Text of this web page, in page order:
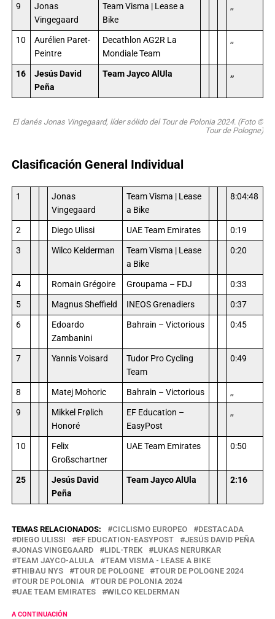
9
Jonas
Vingegaard
Team Visma | Lease a
Bike
,,
10
Aurélien Paret-
Peintre
Decathlon AG2R La
Mondiale Team
,,
16
Jesús David
Peña
Team Jayco AlUla ,,
El danés Jonas Vingegaard, líder sólido del Tour de Polonia 2024. (Foto ©
Tour de Pologne)
Clasificación General Individual
1
Jonas
Vingegaard
Team Visma | Lease
a Bike
8:04:48
2 Diego Ulissi UAE Team Emirates
0:19
3
Wilco Kelderman
Team Visma | Lease
a Bike
0:20
4 Romain Grégoire Groupama – FDJ
0:33
5
Magnus Sheffield INEOS Grenadiers
0:37
6
Edoardo
Zambanini
Bahrain – Victorious 0:45
7 Yannis Voisard
Tudor Pro Cycling
Team
0:49
8 Matej Mohoric Bahrain – Victorious
,,
9
Mikkel Frølich
Honoré
EF Education –
EasyPost
,,
10
Felix
Großschartner
UAE Team Emirates 0:50
25
Jesús David
Peña
Team Jayco AlUla 2:16
TEMAS RELACIONADOS: CICLISMO EUROPEO
DESTACADA
DIEGO ULISSI
EF EDUCATION-EASYPOST
JESÚS DAVID PEÑA
JONAS VINGEGAARD
LIDL-TREK
LUKAS NERURKAR
TEAM JAYCO-ALULA
TEAM VISMA - LEASE A BIKE
THIBAU NYS
TOUR DE POLOGNE
TOUR DE POLOGNE 2024
TOUR DE POLONIA
TOUR DE POLONIA 2024
UAE TEAM EMIRATES
WILCO KELDERMAN
A CONTINUACIÓN